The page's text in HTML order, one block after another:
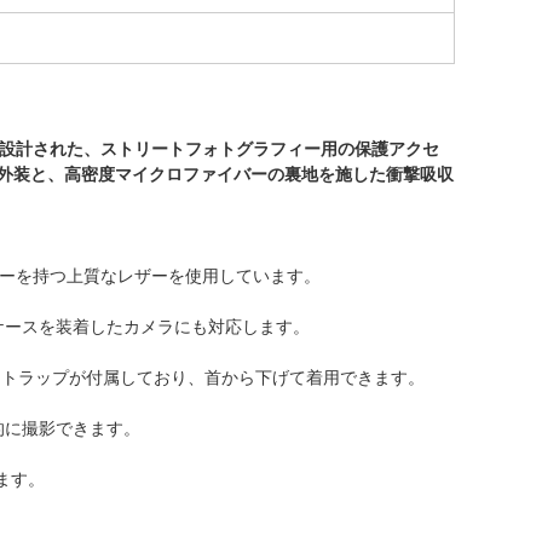
された、ストリートフォトグラフィー用の保護アクセ
と、高密度マイクロファイバーの裏地を施した衝撃吸収
持つ上質なレザーを使用しています。
スを装着したカメラにも対応します。
ップが付属しており、首から下げて着用できます。
撮影できます。
。